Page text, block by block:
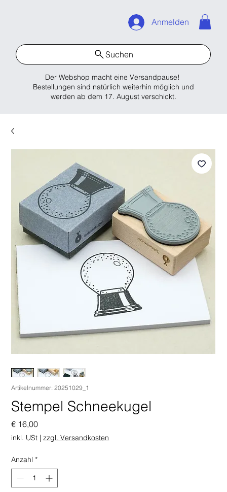
Der Webshop macht eine Versandpause!
Bestellungen sind natürlich weiterhin möglich und
werden ab dem 17. August verschickt.
Suchen
Anmelden
Artikelnummer: 20251029_1
Stempel Schneekugel
€ 16,00Preis
inkl. USt |zzgl. Versandkosten
Anzahl *